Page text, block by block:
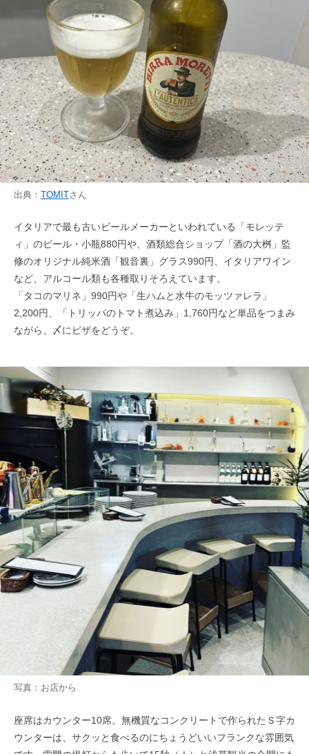
出典： TOMITさん
イタリアで最も古いビールメーカーといわれている「モレッテ
ィ」のビール・小瓶880円や、酒類総合ショップ「酒の大桝」監
修のオリジナル純米酒「観音裏」グラス990円、イタリアワイン
など、アルコール類も各種取りそろえています。
「タコのマリネ」990円や「生ハムと水牛のモッツァレラ」
2,200円、「トリッパのトマト煮込み」1,760円など単品をつまみ
ながら、〆にピザをどうぞ。
写真：お店から
座席はカウンター10席。無機質なコンクリートで作られたＳ字カ
ウンターは、サクッと食べるのにちょうどいいフランクな雰囲気